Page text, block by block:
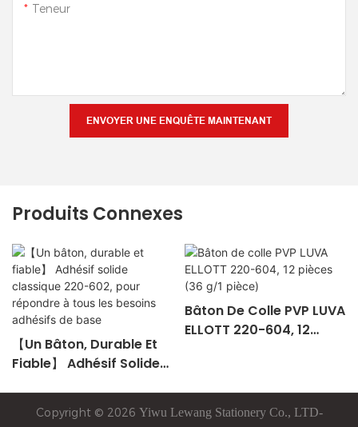
Teneur
ENVOYER UNE ENQUÊTE MAINTENANT
Produits Connexes
【Un Bâton, Durable Et
Fiable】 Adhésif Solide
Besoins Adhésifs De
Bâton De Colle PVP LUVA
ELLOTT 220-604, 12
Copyright © 2026 Yiwu Lewang Stationery Co., LTD-